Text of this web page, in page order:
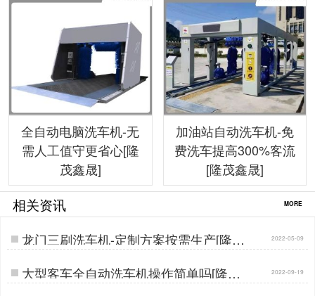
全自动电脑洗车机-无
需人工值守更省心[隆
茂鑫晟]
加油站自动洗车机-免
费洗车提高300%客流
[隆茂鑫晟]
相关资讯 MORE
龙门三刷洗车机-定制方案按需生产[隆茂
鑫晟]…
2022-05-09
大型客车全自动洗车机操作简单吗[隆茂
鑫晟]…
2022-09-19